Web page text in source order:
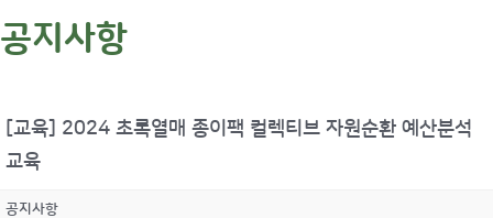
공지사항
[교육] 2024 초록열매 종이팩 컬렉티브 자원순환 예산분석
교육
공지사항